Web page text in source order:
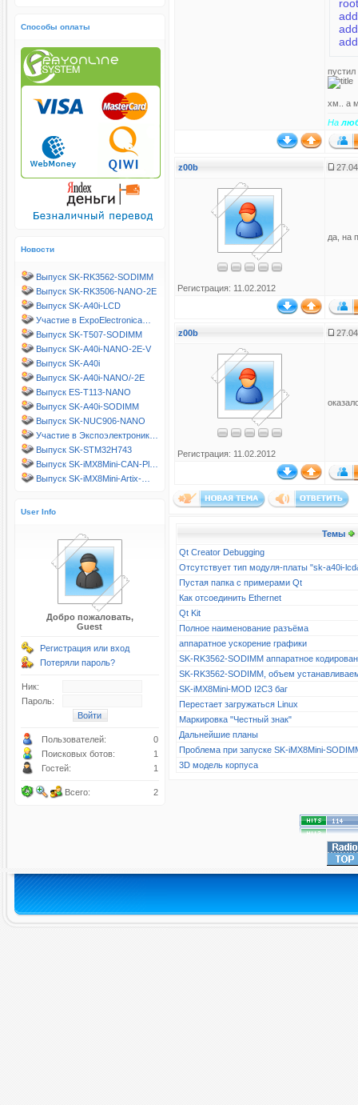
Способы оплаты
Новости
Выпуск SK-RK3562-SODIMM
Выпуск SK-RK3506-NANO-2E
Выпуск SK-A40i-LCD
Участие в ExpoElectronica…
Выпуск SK-T507-SODIMM
Выпуск SK-A40i-NANO-2E-V
Выпуск SK-A40i
Выпуск SK-A40i-NANO/-2E
Выпуск ES-T113-NANO
Выпуск SK-A40i-SODIMM
Выпуск SK-NUC906-NANO
Участие в Экспоэлектроник…
Выпуск SK-STM32H743
Выпуск SK-iMX8Mini-CAN-Pl…
Выпуск SK-iMX8Mini-Artix-…
User Info
Добро пожаловать,
Guest
Регистрация или вход
Потеряли пароль?
Ник:
Пароль:
Пользователей:
0
Поисковых ботов:
1
Гостей:
1
Всего: 2
хм.. а
На
z00b
Регистрация: 11.02.2012
да, на
z00b
Регистрация: 11.02.2012
Темы
Qt Creator Debugging
Отсутствует тип модуля-платы "sk-a40i-
Пустая папка с примерами Qt
Как отсоединить Ethernet
Qt Kit
Полное наименование разъёма
аппаратное ускорение графики
SK-RK3562-SODIMM аппаратное
SK-RK3562-SODIMM, объем
SK-iMX8Mini-MOD I2C3 баг
Перестает загружаться Linux
Маркировка "Честный знак"
Дальнейшие планы
Проблема при запуске SK-iMX8Mini-
3D модель корпуса